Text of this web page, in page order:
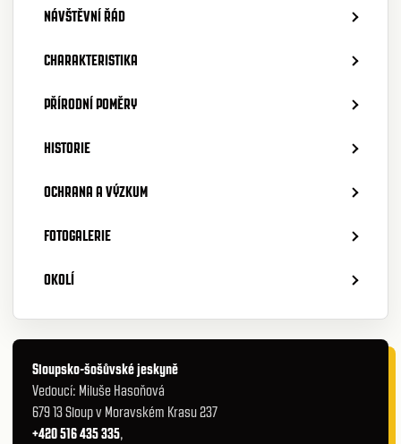
NÁVŠTĚVNÍ ŘÁD
CHARAKTERISTIKA
PŘÍRODNÍ POMĚRY
HISTORIE
OCHRANA A VÝZKUM
FOTOGALERIE
OKOLÍ
Sloupsko-šošůvské jeskyně
Vedoucí: Miluše Hasoňová
679 13 Sloup v Moravském Krasu 237
+420 516 435 335,